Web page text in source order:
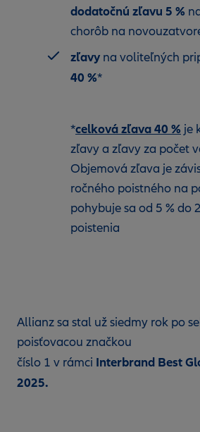
dodatočnú zľavu 5 %
chorôb na
zľavy na voliteľných
40 %*
*celková zľava 40 % je
zľavy a zľavy za počet
Objemová zľava je
ročného poistného na
pohybuje sa od 5 % do
poistenia
Allianz sa stal už siedmy rok po
poisťovacou značkou
číslo 1 v rámci Interbrand Best
2025.